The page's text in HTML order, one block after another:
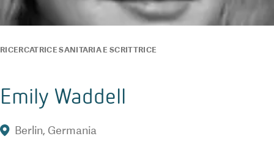
RICERCATRICE SANITARIA E SCRITTRICE
Emily Waddell
Berlin, Germania